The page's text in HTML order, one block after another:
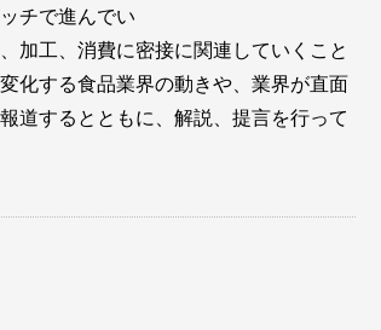
チで進んでい
加工、消費に密接に関連していくこと
化する食品業界の動きや、業界が直面
道するとともに、解説、提言を行って